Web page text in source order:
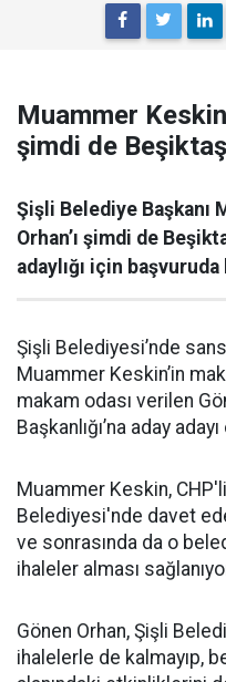
Muammer
şimdi de
Şişli Belediye Başkanı
Orhan’ı şimdi de
adaylığı için
Şişli Belediyesi’nde
Muammer Keskin’in
makam odası verilen
Başkanlığı’na aday
Muammer Keskin,
Belediyesi'nde davet
ve sonrasında da o
ihaleler alması
Gönen Orhan, Şişli
ihalelerle de kalmayıp,